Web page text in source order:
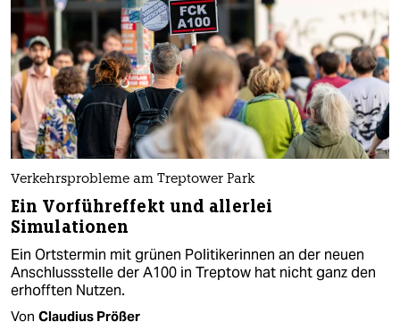
Verkehrsprobleme am Treptower Park
Ein Vorführeffekt und allerlei
Simulationen
Ein Ortstermin mit grünen Politikerinnen an der neuen
Anschlussstelle der A100 in Treptow hat nicht ganz den
erhofften Nutzen.
Von Claudius Prößer